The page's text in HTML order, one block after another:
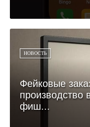
НОВОСТЬ
Фейковые
производство
фиш...